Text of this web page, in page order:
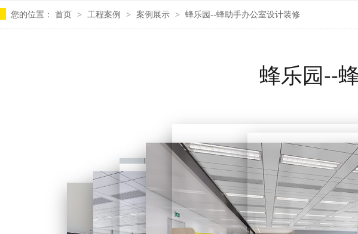
您的位置： 首页 > 工程案例 > 案例展示 > 蜂乐园--蜂助手办公室设计装修
蜂乐园--